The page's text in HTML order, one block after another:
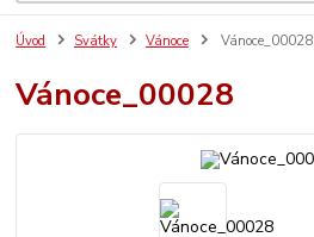
Úvod Svátky Vánoce Vánoce_00028
Vánoce_00028